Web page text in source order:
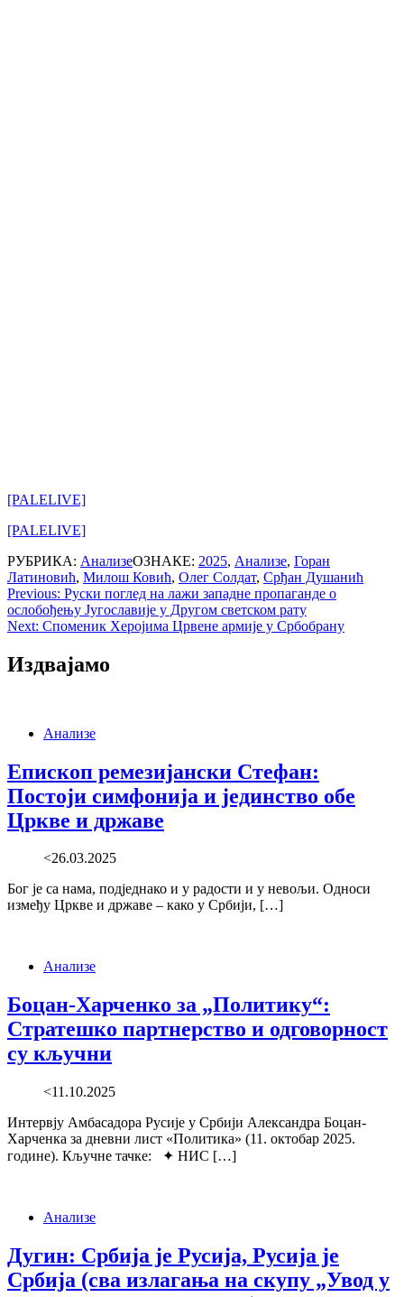
[PALELIVE]
[PALELIVE]
РУБРИКА: АнализеОЗНАКЕ: 2025, Анализе, Горан
Латиновић, Милош Ковић, Олег Солдат, Срђан Душанић
Post
navigation
Previous: Руски поглед на лажи западне пропаганде о
ослобођењу Југославије у Другом светском рату
Next: Споменик Херојима Црвене армије у Србобрану
Издвајамо
Анализе
Епископ ремезијански Стефан:
Постоји симфонија и јединство обе
Цркве и државе
<26.03.2025
Бог је са нама, подједнако и у радости и у невољи. Односи
између Цркве и државе – како у Србији, […]
Анализе
Боцан-Харченко за „Политику“:
Стратешко партнерство и одговорност
су кључни
<11.10.2025
Интервjу Амбасадора Русије у Србији Александра Боцан-
Харченка за дневни лист «Политика» (11. октобар 2025.
године). Кључне тачке: ✦ НИС […]
Анализе
Дугин: Србија је Русија, Русија је
Србија (сва излагања на скупу „Увод у